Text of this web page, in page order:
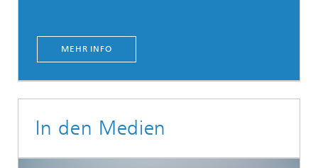
MEHR INFO
In den Medien